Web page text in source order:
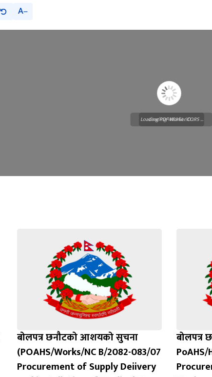
A
Loading WEBGL 3D ...
Loading PDF Worker CORS ...
बोलपत्र छनौटको आशयको सुचना
(POAHS/Works/NC B/2082-083/07
Procurement of Supply Deiivery